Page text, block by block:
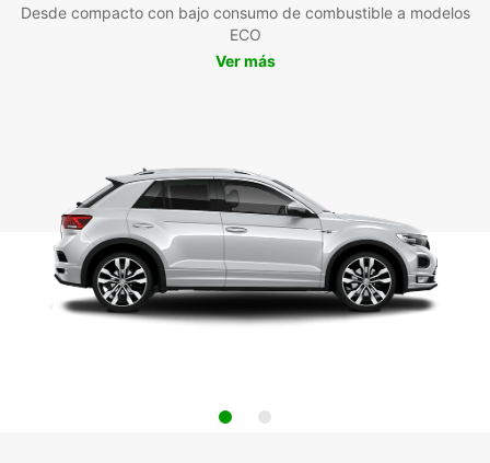
Desde compacto con bajo consumo de combustible a modelos
ECO
Ver más